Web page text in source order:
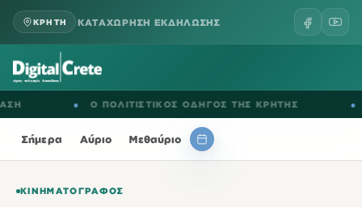
ΚΡΗΤΗ ΚΑΤΑΧΩΡΗΣΗ ΕΚΔΗΛΩΣΗΣ
Ο ΠΟΛΙΤΙΣΤΙΚΟΣ ΟΔΗΓΟΣ ΤΗΣ ΚΡΗΤΗΣ
Σήμερα Αύριο Μεθαύριο
ΚΙΝΗΜΑΤΟΓΡΆΦΟΣ